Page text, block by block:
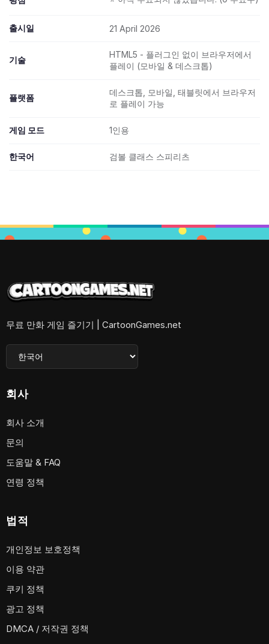
출시일 21 April 2026
기술
HTML5 - 플러그인 없이 브라우저에서
플레이 (모바일 & 데스크톱)
플랫폼
데스크톱, 모바일, 태블릿에서 브라우저
로 플레이 가능
게임 모드 1인용
한국어 검볼 클래스 스피리츠
무료 만화 게임 즐기기 | CartoonGames.net
회사
회사 소개
문의
도움말 & FAQ
연령 정책
법적
개인정보 보호정책
이용 약관
쿠키 정책
광고 정책
DMCA / 저작권 정책